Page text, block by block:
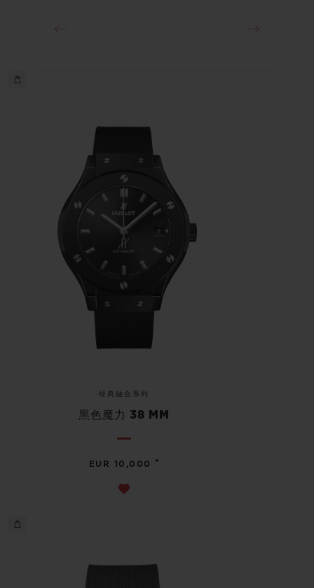
经典融合系列
黑色魔力 38 MM
EUR 10,000 •